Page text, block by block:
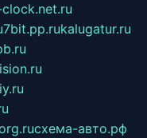
7bit.pp.rukalugatur.ru
схема-авто.рф